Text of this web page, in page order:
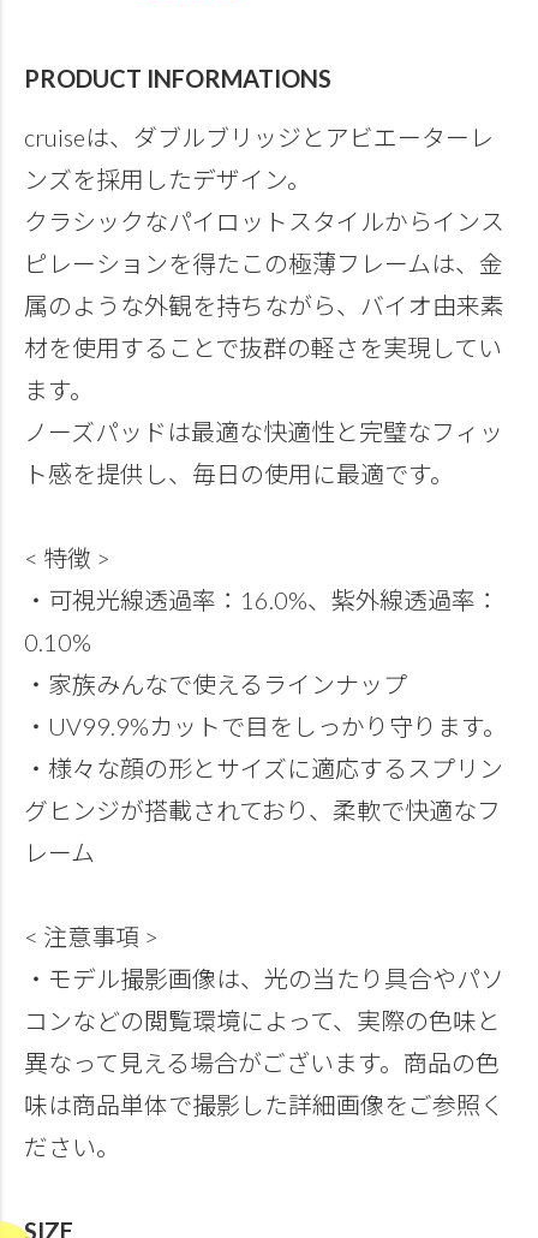
PRODUCT INFORMATIONS
cruiseは、ダブルブリッジとアビエーターレ
ンズを採用したデザイン。
クラシックなパイロットスタイルからインス
ピレーションを得たこの極薄フレームは、金
属のような外観を持ちながら、バイオ由来素
材を使用することで抜群の軽さを実現してい
ます。
ノーズパッドは最適な快適性と完璧なフィッ
ト感を提供し、毎日の使用に最適です。
< 特徴 >
・可視光線透過率：16.0%、紫外線透過率：
0.10%
・家族みんなで使えるラインナップ
・UV99.9%カットで目をしっかり守ります。
・様々な顔の形とサイズに適応するスプリン
グヒンジが搭載されており、柔軟で快適なフ
レーム
< 注意事項 >
・モデル撮影画像は、光の当たり具合やパソ
コンなどの閲覧環境によって、実際の色味と
異なって見える場合がございます。商品の色
味は商品単体で撮影した詳細画像をご参照く
ださい。
SIZE